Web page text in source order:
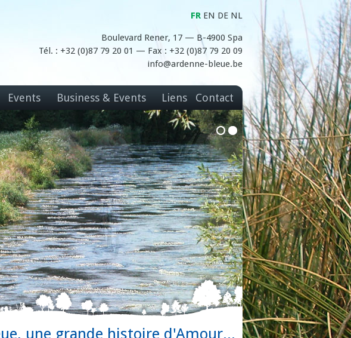
FR EN DE NL
Boulevard Rener, 17 — B-4900 Spa
Tél. : +32 (0)87 79 20 01 — Fax : +32 (0)87 79 20 09
info@ardenne-bleue.be
Events Business & Events Liens Contact
une grande histoire d'Amour...